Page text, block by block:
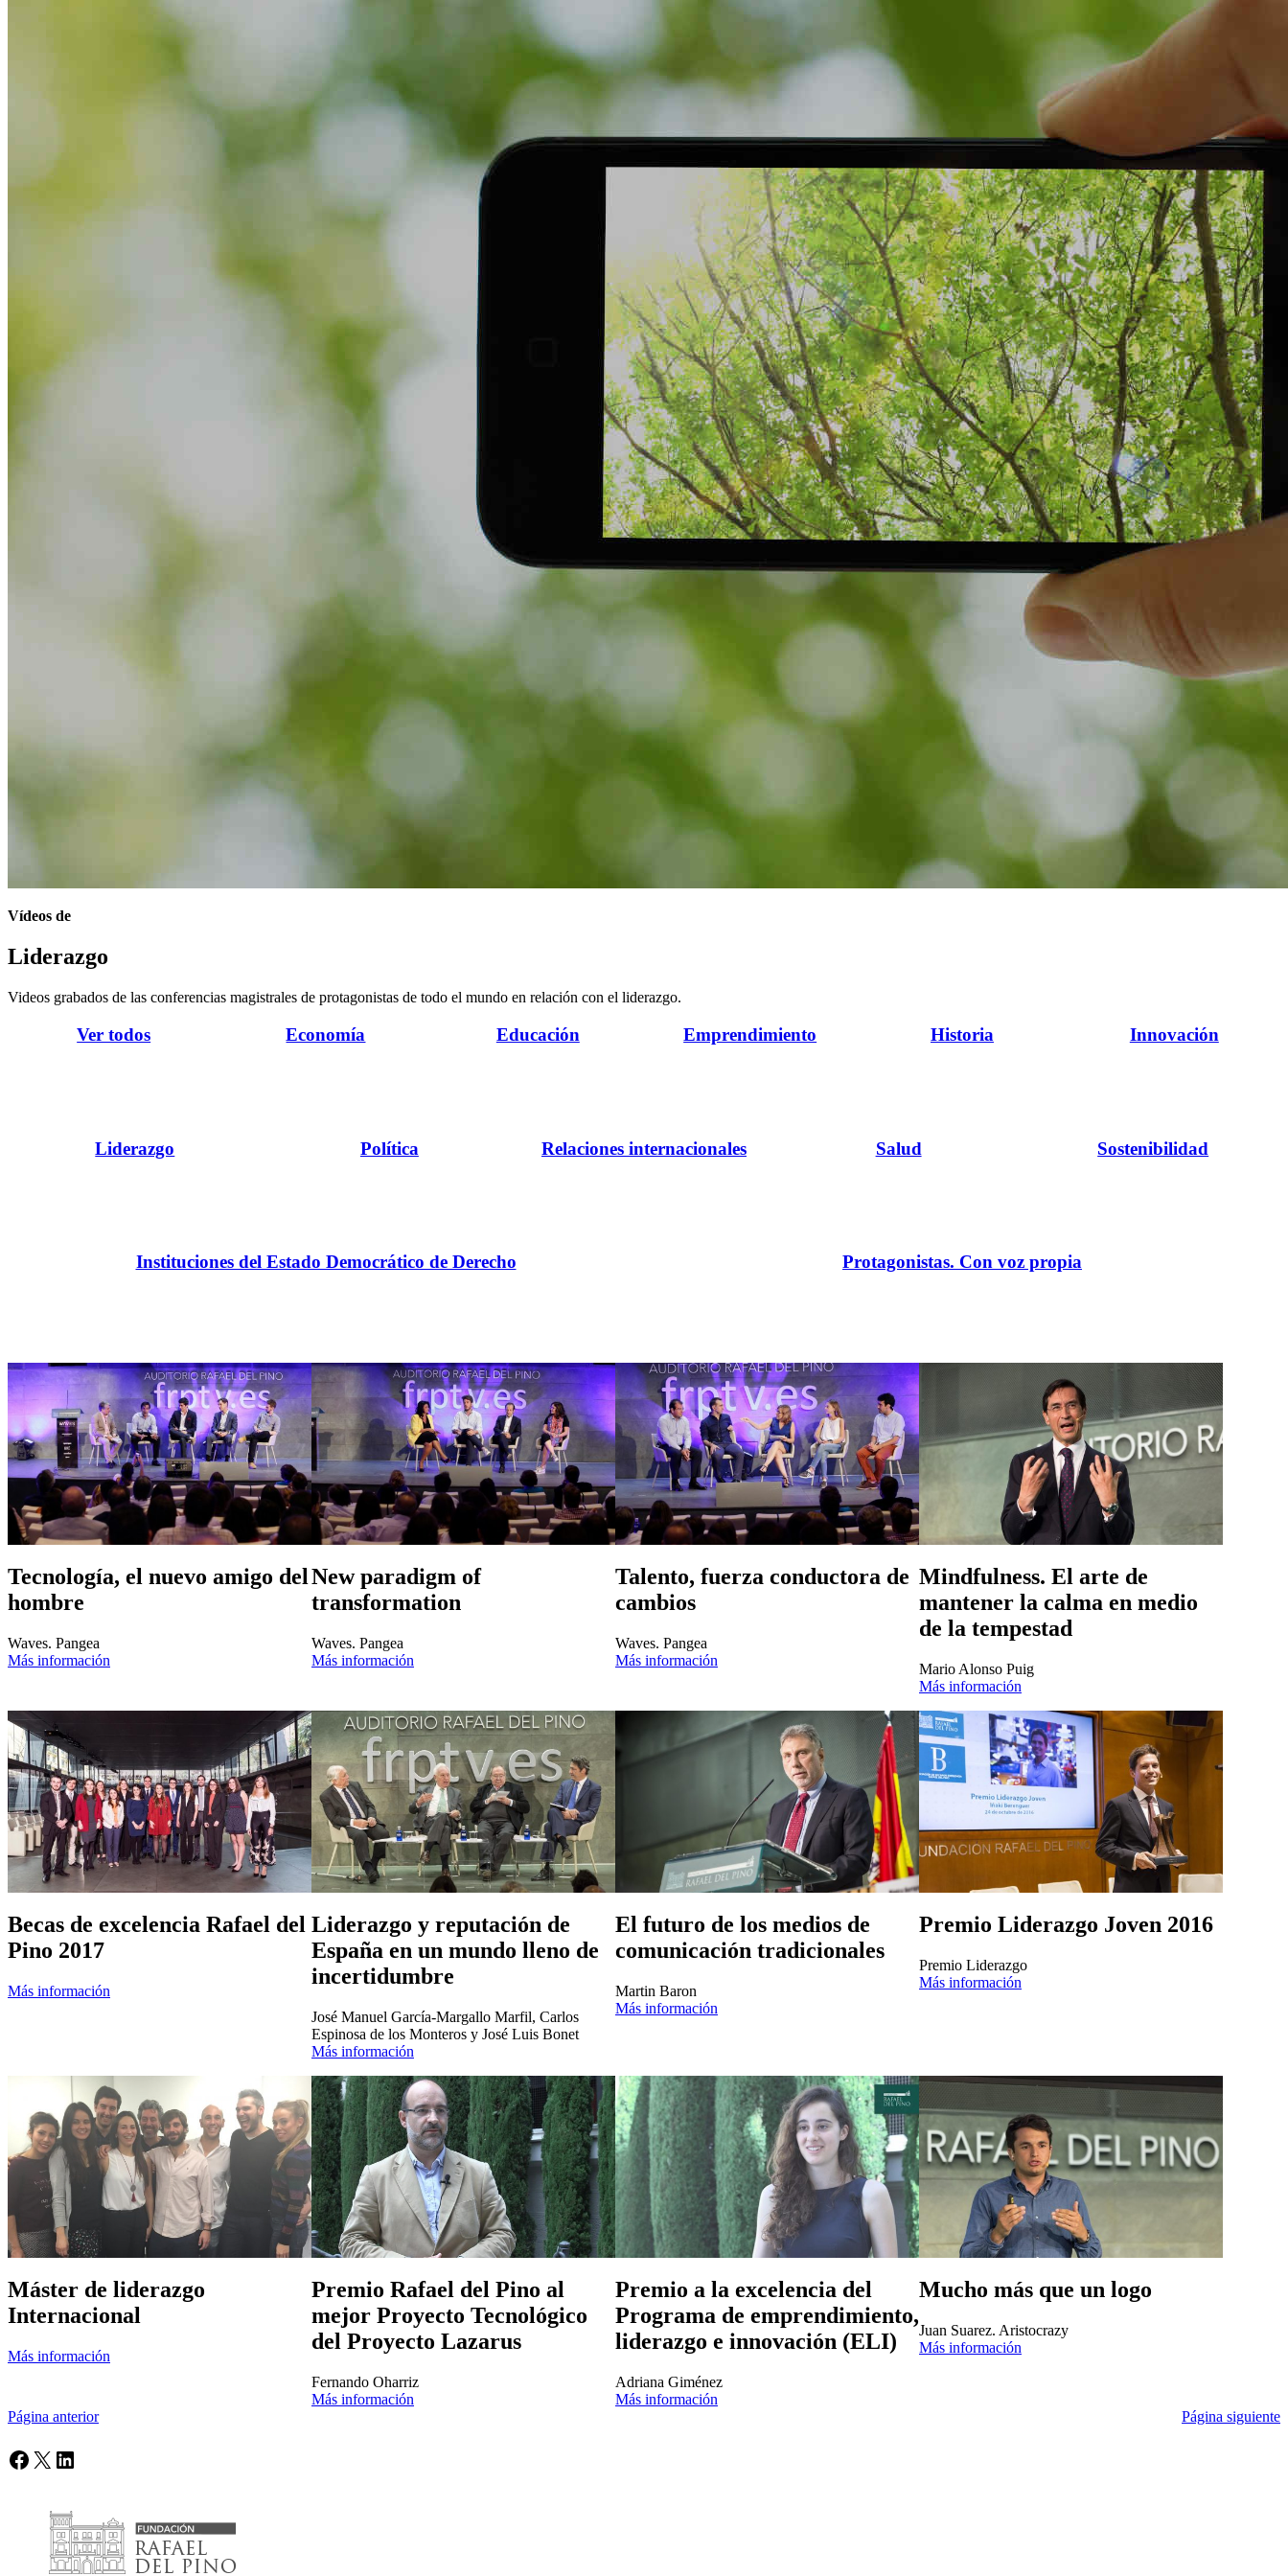
Vídeos de
Liderazgo
Videos grabados de las conferencias magistrales de protagonistas de todo el mundo en relación con el liderazgo.
Ver todos Economía Educación Emprendimiento Historia Innovación
Liderazgo Política Relaciones internacionales Salud Sostenibilidad
Instituciones del Estado Democrático de Derecho Protagonistas. Con voz propia
Tecnología, el nuevo amigo del
hombre
Waves. Pangea
Más información
New paradigm of
transformation
Waves. Pangea
Más información
Talento, fuerza conductora de
cambios
Waves. Pangea
Más información
Mindfulness. El arte de
mantener la calma en medio
de la tempestad
Mario Alonso Puig
Más información
Becas de excelencia Rafael del
Pino 2017
Más información
Liderazgo y reputación de
España en un mundo lleno de
incertidumbre
José Manuel García-Margallo Marfil, Carlos
Espinosa de los Monteros y José Luis Bonet
Más información
El futuro de los medios de
comunicación tradicionales
Martin Baron
Más información
Premio Liderazgo Joven 2016
Premio Liderazgo
Más información
Máster de liderazgo
Internacional
Más información
Premio Rafael del Pino al
mejor Proyecto Tecnológico
del Proyecto Lazarus
Fernando Oharriz
Más información
Premio a la excelencia del
Programa de emprendimiento,
liderazgo e innovación (ELI)
Adriana Giménez
Más información
Mucho más que un logo
Juan Suarez. Aristocrazy
Más información
Página anterior Página siguiente
Facebook
X LinkedIn